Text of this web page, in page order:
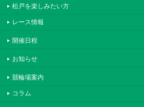
松戸を楽しみたい方
レース情報
開催日程
お知らせ
競輪場案内
コラム